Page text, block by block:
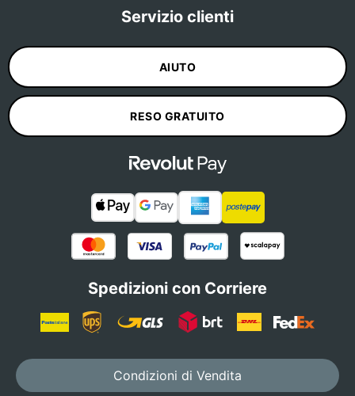
Servizio clienti
AIUTO
RESO GRATUITO
Spedizioni con Corriere
Condizioni di Vendita